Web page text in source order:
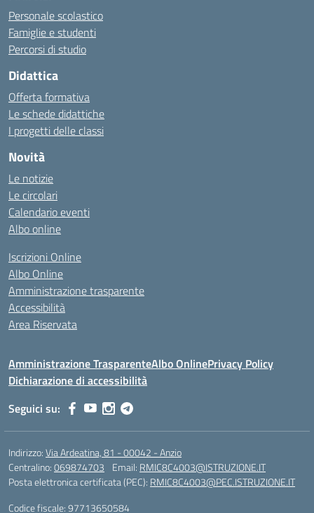
Personale scolastico
Famiglie e studenti
Percorsi di studio
Didattica
Offerta formativa
Le schede didattiche
I progetti delle classi
Novità
Le notizie
Le circolari
Calendario eventi
Albo online
Iscrizioni Online
Albo Online
Amministrazione trasparente
Accessibilità
Area Riservata
Amministrazione TrasparenteAlbo OnlinePrivacy Policy
Dichiarazione di accessibilità
Seguici su:
Indirizzo:Via Ardeatina, 81 - 00042 - Anzio
Centralino:069874703 Email: RMIC8C4003@ISTRUZIONE.IT
Posta elettronica certificata (PEC): RMIC8C4003@PEC.ISTRUZIONE.IT
Codice fiscale: 97713650584